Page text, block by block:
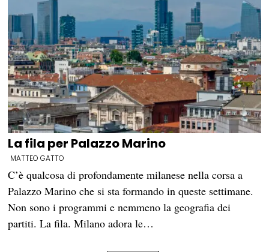
La fila per Palazzo Marino
MATTEO GATTO
C’è qualcosa di profondamente milanese nella corsa a
Palazzo Marino che si sta formando in queste settimane.
Non sono i programmi e nemmeno la geografia dei
partiti. La fila. Milano adora le…